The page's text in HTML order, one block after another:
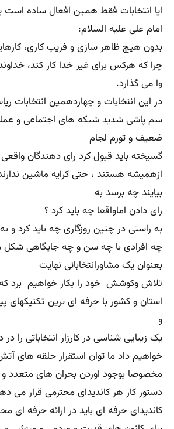
ایا انتخابات فقط همین افعال ساده است
امام علی علیه السلام:
بدون هیچ ظاهر سازی و فریب کاری،
چرا که هرکس برای غیر خدا کار کند،
وا می گذارد.
در این انتخابات و چهاردهمین انتخابات
سم پاشی شدید شبکه های اجتماعی و
ضعیف و تورم لجام
گسیخته باید قبول کرد رای دهندگان
ازهمیشه هستند ، حتی کرایه ماشین
بیایند چه برسد به
رای دادن اماواقعا چه باید کرد ؟
به راستی در چنین روزگاری چه باید کرد و
چه افرادی با چه سن و چه جایگاهی شکل
بعنوان یک مشاورانتخاباتی نهایت
تلاش وکوشش خود را بکار خواهیم برد
استان و کشور با حرفه ای ترین تکنیکهای
و
یک زیبایی شناسی در کارزار انتخاباتی را در
خواهیم داد ما توان استقرار حلقه های
مخصوصا بوجود اوردن بحران های متعدد و
دستور کار هر کاندیدای محترمی قرار می
کاندیدای حرفه ای باید در ارائه حرفه ای